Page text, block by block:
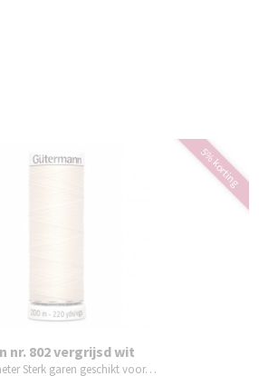
5% korting
nr. 802 vergrijsd wit
Sterk garen geschikt voor…